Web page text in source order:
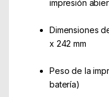
impresión
Dimensiones
x 242 mm
Peso de la
batería)